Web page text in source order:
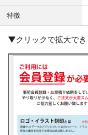
特徴
▼クリックで拡大でき